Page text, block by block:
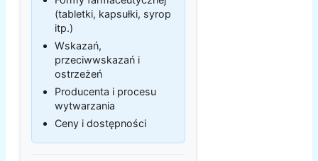
(tabletki, kapsułki, syrop
itp.)
Wskazań,
przeciwwskazań i
ostrzeżeń
Producenta i procesu
wytwarzania
Ceny i dostępności